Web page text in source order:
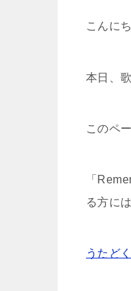
こんに
本日、
このペ
「
る方に
うたど